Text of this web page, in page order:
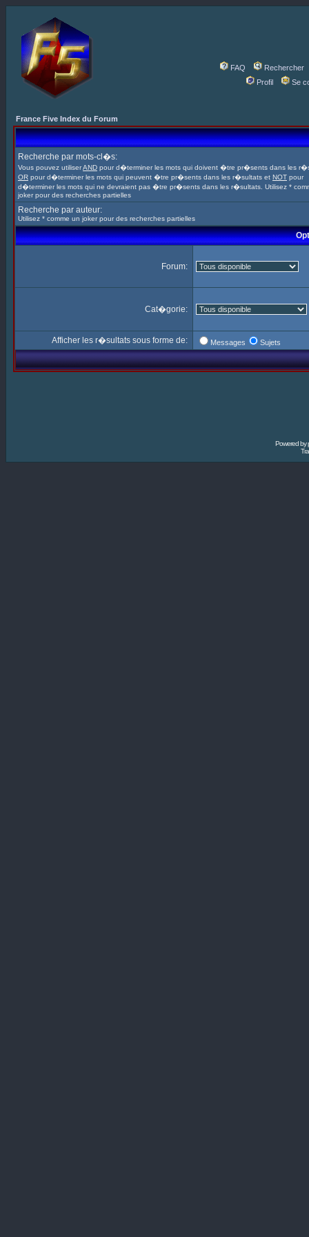
FAQ
Rechercher
Profil
Se
France Five Index du Forum
Recherche par mots-cl�s:
Vous pouvez utiliserAND pour d�terminer les mots qui doivent �tre pr�sents dans les
OR pour d�terminer les mots qui peuvent �tre pr�sents dans les r�sultats et NOT pour
d�terminer les mots qui ne devraient pas �tre pr�sents dans les r�sultats. Utilisez *
joker pour des recherches partielles
Recherche par auteur:
Utilisez * comme un joker pour des recherches partielles
Forum:
Cat�gorie:
Afficher les r�sultats sous forme de: Messages Sujets
Powered by